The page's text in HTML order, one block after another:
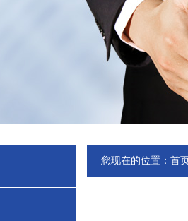
您现在的位置： 首